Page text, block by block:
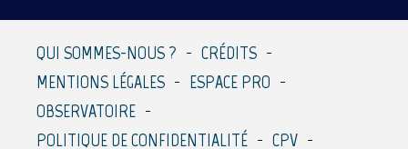
QUI SOMMES-NOUS ?
CRÉDITS
MENTIONS LÉGALES
ESPACE PRO
OBSERVATOIRE
POLITIQUE DE CONFIDENTIALITÉ
CPV